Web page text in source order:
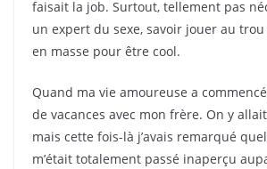
faisait la job. Surtout, tellement pas
un expert du sexe, savoir jouer au trou
en masse pour être cool.
Quand ma vie amoureuse a
de vacances avec mon frère. On y
mais cette fois-là j’avais remarqué
m’était totalement passé inaperçu